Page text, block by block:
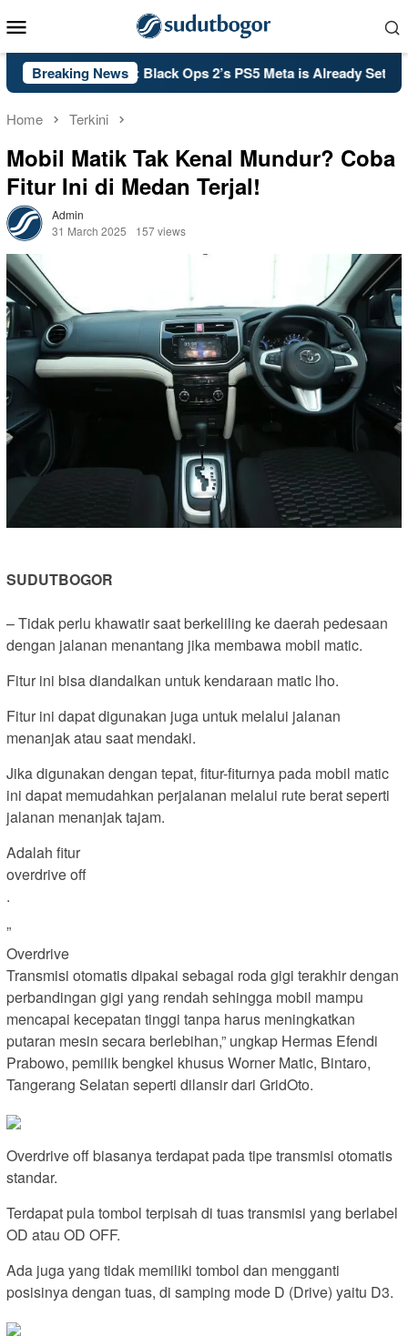
to
Menu
Breaking News
Call of Duty: Black Ops 2’s PS5 Meta is Already Set in
Home Terkini
Mobil Matik Tak Kenal Mundur? Coba
Fitur Ini di Medan Terjal!
Admin
31 March 2025
157 views
SUDUTBOGOR
– Tidak perlu khawatir saat berkeliling ke daerah pedesaan
dengan jalanan menantang jika membawa mobil matic.
Fitur ini bisa diandalkan untuk kendaraan matic lho.
Fitur ini dapat digunakan juga untuk melalui jalanan
menanjak atau saat mendaki.
Jika digunakan dengan tepat, fitur-fiturnya pada mobil matic
ini dapat memudahkan perjalanan melalui rute berat seperti
jalanan menanjak tajam.
Adalah fitur
overdrive off
.
”
Overdrive
Transmisi otomatis dipakai sebagai roda gigi terakhir dengan
perbandingan gigi yang rendah sehingga mobil mampu
mencapai kecepatan tinggi tanpa harus meningkatkan
putaran mesin secara berlebihan,” ungkap Hermas Efendi
Prabowo, pemilik bengkel khusus Worner Matic, Bintaro,
Tangerang Selatan seperti dilansir dari GridOto.
Overdrive off biasanya terdapat pada tipe transmisi otomatis
standar.
Terdapat pula tombol terpisah di tuas transmisi yang berlabel
OD atau OD OFF.
Ada juga yang tidak memiliki tombol dan mengganti
posisinya dengan tuas, di samping mode D (Drive) yaitu D3.